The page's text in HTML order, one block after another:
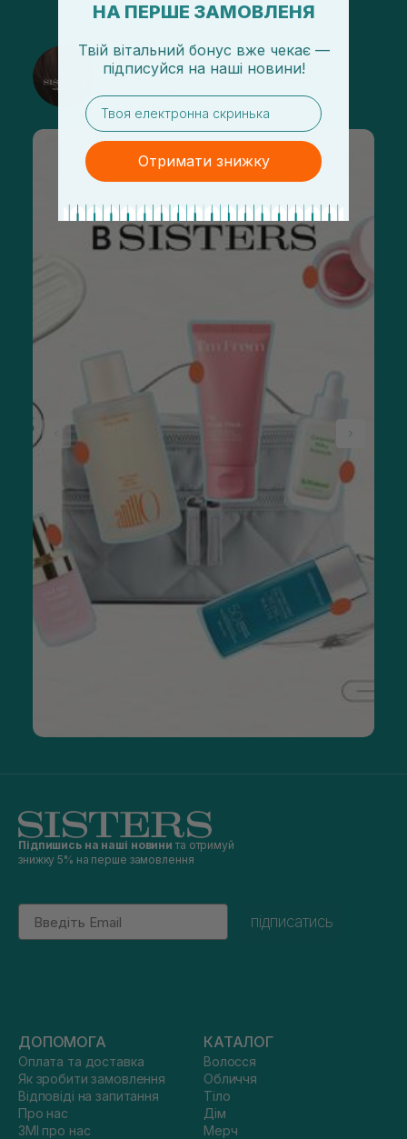
@sisters_stelmakh в Instagram
Підписатися
Підпишись на наші новини та отримуй
знижку 5% на перше замовлення
Email
підписатись
ДОПОМОГА
Оплата та доставка
Як зробити замовлення
Відповіді на запитання
Про нас
ЗМІ про нас
КАТАЛОГ
Волосся
Обличчя
Тіло
Дім
Мерч
НА ПЕРШЕ ЗАМОВЛЕНЯ
Твій вітальний бонус вже чекає —
підписуйся на наші новини!
email
Отримати знижку